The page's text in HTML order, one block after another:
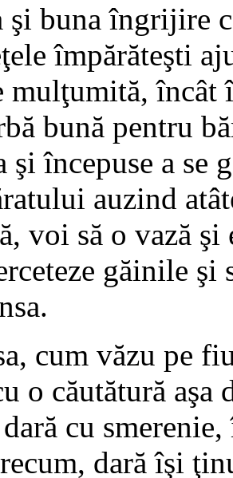
şi buna îngrijire
împărăteşti
mulţumită,
bună pentru
şi începuse a
auzind
voi să o vază
găinile
cum văzu pe
o căutătură aşa
cu
dară îşi